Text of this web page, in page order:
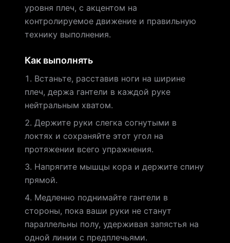
уровня плеч, с акцентом на
контролируемое движение и правильную
технику выполнения.
Как выполнять
Встаньте, расставив ноги на ширине
плеч, держа гантели в каждой руке
нейтральным хватом.
Держите руки слегка согнутыми в
локтях и сохраняйте этот угол на
протяжении всего упражнения.
Напрягите мышцы кора и держите спину
прямой.
Медленно поднимайте гантели в
стороны, пока ваши руки не станут
параллельны полу, удерживая запястья на
одной линии с предплечьями.